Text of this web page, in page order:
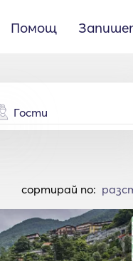
Помощ
Гости
cортирай по: